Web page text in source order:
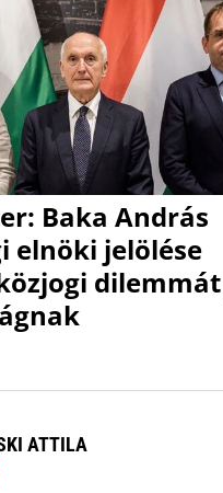
Baka András
elnöki jelölése
ATTILA